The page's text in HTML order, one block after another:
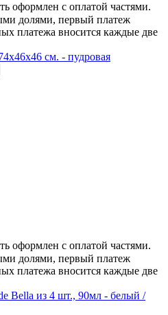
оформлен с оплатой частями.
долями, первый платеж
платежа вносится каждые две
см. - пудровая
оформлен с оплатой частями.
долями, первый платеж
платежа вносится каждые две
Bella из 4 шт., 90мл - белый /